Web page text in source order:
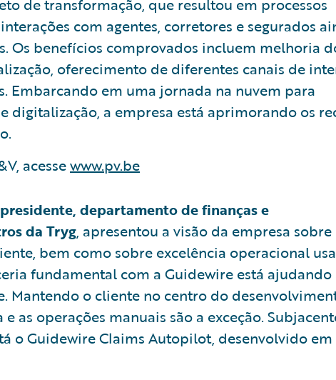
de transformação, que resultou em processos
com agentes, corretores e segurados
Os benefícios comprovados incluem melhoria
oferecimento de diferentes canais de
Embarcando em uma jornada na nuvem para
digitalização, a empresa está aprimorando os
acessewww.pv.be
departamento de finanças e
da Tryg, apresentou a visão da empresa sobre
bem como sobre excelência operacional
fundamental com a Guidewire está ajudando
Mantendo o cliente no centro do
as operações manuais são a exceção.
o Guidewire Claims Autopilot, desenvolvido em